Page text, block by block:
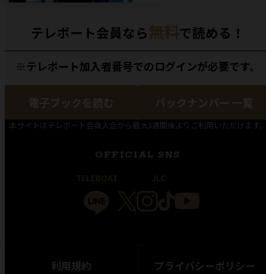
テレボート会員なら無料で読める！
※テレボート加入者番号でのログインが必要です。
電子ブックを読む バックナンバー 一覧
本サイトはテレボート会員入会から最大3週間後よりご利用いただけます
OFFICIAL SNS
利用規約 プライバシーポリシー